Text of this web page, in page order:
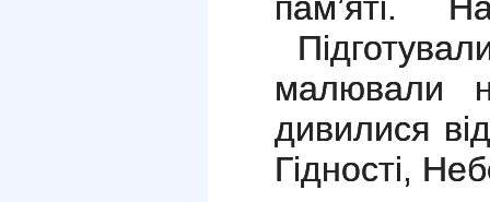
малювали
дивилися
Гідності,